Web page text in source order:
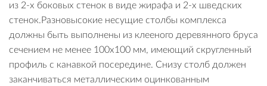
из 2-х боковых стенок в виде жирафа и 2-х шведских
стенок.Разновысокие несущие столбы комплекса
должны быть выполнены из клееного деревянного бруса
сечением не менее 100х100 мм, имеющий скругленный
профиль с канавкой посередине. Снизу столб должен
заканчиваться металлическим оцинкованным